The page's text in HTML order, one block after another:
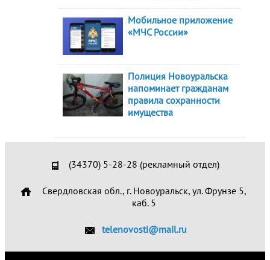
Мобильное приложение
«МЧС России»
Полиция Новоуральска
напоминает гражданам
правила сохранности
имущества
(34370) 5-28-28 (рекламный отдел)
Свердловская обл., г. Новоуральск, ул. Фрунзе 5,
каб. 5
telenovosti@mail.ru